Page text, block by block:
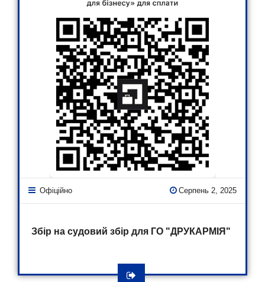
Офіційно Серпень 2, 2025
Збір на судовий збір для ГО "ДРУКАРМІЯ"